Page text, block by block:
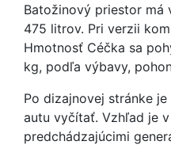
Batožinový priestor má
475 litrov. Pri verzii
Hmotnosť Céčka sa
kg, podľa výbavy,
Po dizajnovej stránke
autu vyčítať. Vzhľad je
predchádzajúcimi